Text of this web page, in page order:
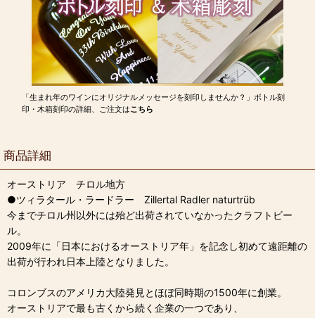
「生まれ年のワインにオリジナルメッセージを刻印しませんか？」ボトル刻
印・木箱刻印の詳細、ご注文はこちら
商品詳細
オーストリア チロル地方
●ツィラタール・ラードラー Zillertal Radler naturtrüb
今までチロル州以外には殆ど出荷されていなかったクラフトビー
ル。
2009年に「日本におけるオーストリア年」を記念し初めて遠距離の
出荷が行われ日本上陸となりました。
コロンブスのアメリカ大陸発見とほぼ同時期の1500年に創業。
オーストリアで最も古くから続く企業の一つであり、